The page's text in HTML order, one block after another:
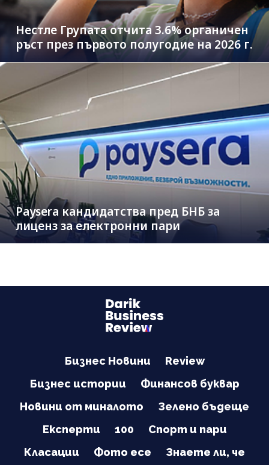
Нестле Групата отчита 3.6% органичен
ръст през първото полугодие на 2026 г.
Paysera кандидатства пред БНБ за
лиценз за електронни пари
Бизнес Новини
Review
Бизнес истории
Финансов буквар
Новини от миналото
Зелено бъдеще
Експерти
100
Спорт и пари
Класации
Фото есе Знаете ли, че